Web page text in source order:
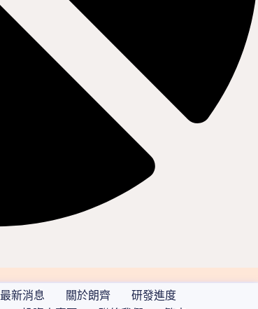
最新消息 關於朗齊
研發進度